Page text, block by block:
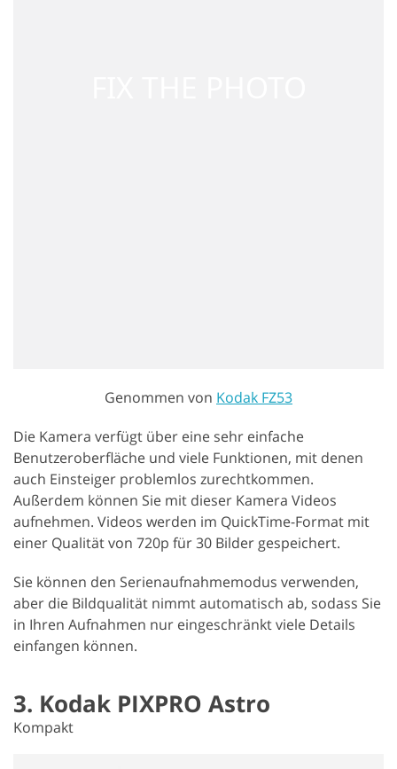
Genommen von Kodak FZ53
Die Kamera verfügt über eine sehr einfache
Benutzeroberfläche und viele Funktionen, mit denen
auch Einsteiger problemlos zurechtkommen.
Außerdem können Sie mit dieser Kamera Videos
aufnehmen. Videos werden im QuickTime-Format mit
einer Qualität von 720p für 30 Bilder gespeichert.
Sie können den Serienaufnahmemodus verwenden,
aber die Bildqualität nimmt automatisch ab, sodass Sie
in Ihren Aufnahmen nur eingeschränkt viele Details
einfangen können.
3. Kodak PIXPRO Astro
Kompakt